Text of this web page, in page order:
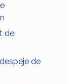
de
de